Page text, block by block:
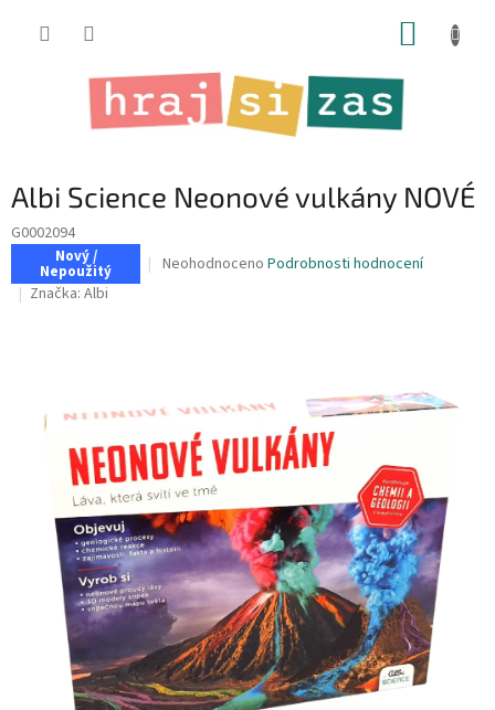
Albi Science Neonové vulkány NOVÉ
G0002094
Nový /
Nepoužitý
Průměrné
hvězdiček.
Neohodnoceno Podrobnosti hodnocení
Značka: Albi